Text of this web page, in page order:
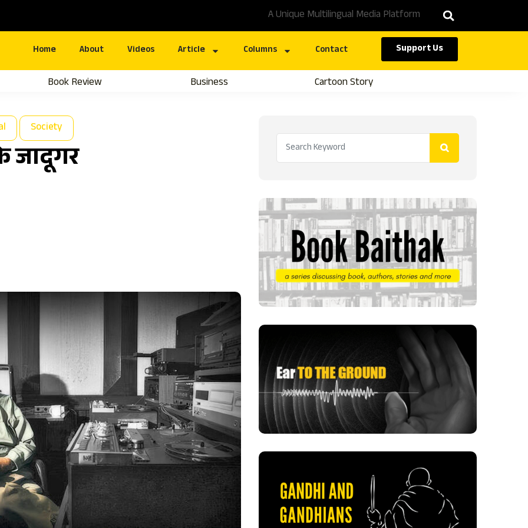
A Unique Multilingual Media Platform
Home About Videos Article Columns Contact Support Us
Book Review Business Cartoon Story
Society
जादूगर